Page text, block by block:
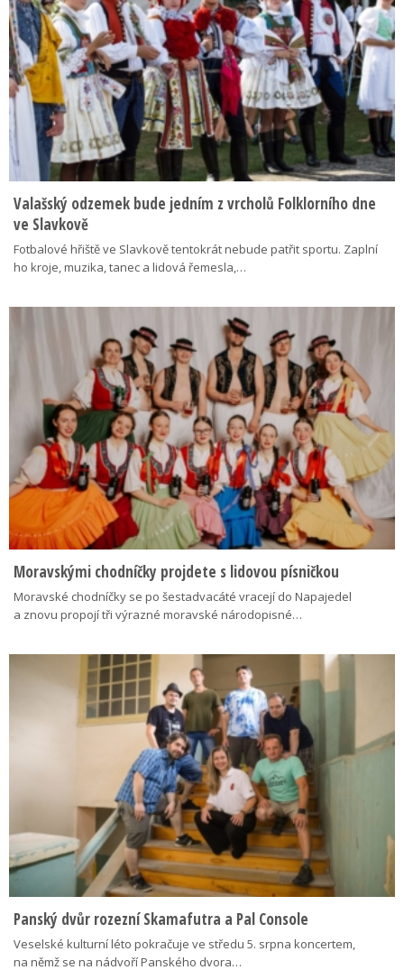
Valašský odzemek bude jedním z vrcholů Folklorního dne
ve Slavkově
Fotbalové hřiště ve Slavkově tentokrát nebude patřit sportu. Zaplní
ho kroje, muzika, tanec a lidová řemesla,…
Moravskými chodníčky projdete s lidovou písničkou
Moravské chodníčky se po šestadvacáté vracejí do Napajedel
a znovu propojí tři výrazné moravské národopisné…
Panský dvůr rozezní Skamafutra a Pal Console
Veselské kulturní léto pokračuje ve středu 5. srpna koncertem,
na němž se na nádvoří Panského dvora…